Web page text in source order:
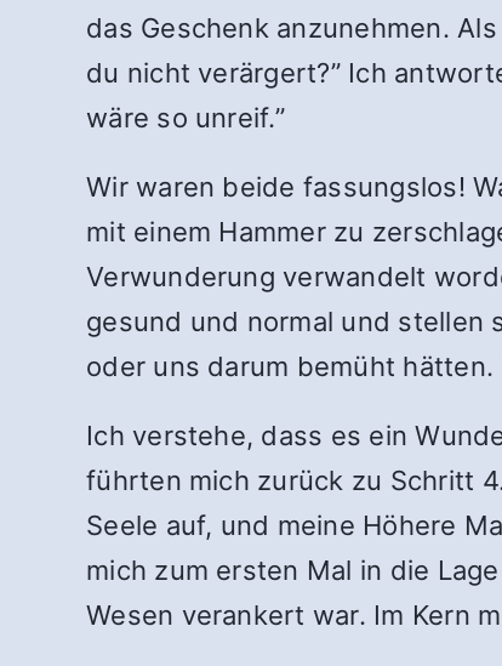
das Geschenk anzunehmen.
du nicht verärgert?” Ich
wäre so unreif.”
Wir waren beide fassungslos!
mit einem Hammer zu
Verwunderung verwandelt
gesund und normal und stellen
oder uns darum bemüht hätten.
Ich verstehe, dass es ein
führten mich zurück zu Schritt
Seele auf, und meine Höhere
mich zum ersten Mal in die
Wesen verankert war. Im Kern